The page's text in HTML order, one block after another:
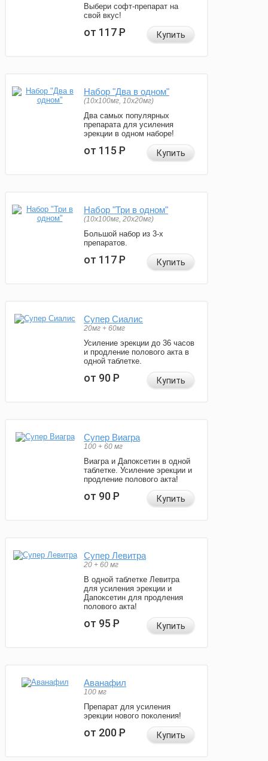
Выбери софт-препарат на
свой вкус!
от 117Р Купить
Набор "Два в одном"
(10x100мг, 10x20мг)
Два самых популярных
препарата для усиления
эрекции в одном наборе!
от 115Р Купить
Набор "Три в одном"
(10x100мг, 20x20мг)
Большой набор из 3-х
препаратов.
от 117Р Купить
Супер Сиалис
20мг + 60мг
Усиление эрекции до 36 часов
и продление полового акта в
одной таблетке.
от 90Р Купить
Супер Виагра
100 + 60 мг
Виагра и Дапоксетин в одной
таблетке. Усиление эрекции и
продление полового акта!
от 90Р Купить
Супер Левитра
20 + 60 мг
В одной таблетке Левитра
для усиления эрекции и
Дапоксетин для продления
полового акта!
от 95Р Купить
Аванафил
100 мг
Препарат для усиления
эрекции нового поколения!
от 200Р Купить